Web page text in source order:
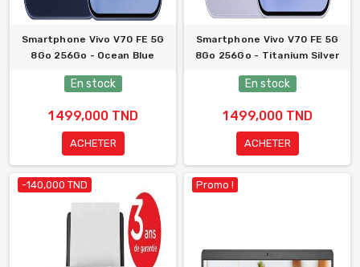
Smartphone Vivo V70 FE 5G
8Go 256Go - Ocean Blue
En stock
1 499,000 TND
ACHETER
Smartphone Vivo V70 FE 5G
8Go 256Go - Titanium Silver
En stock
1 499,000 TND
ACHETER
-140,000 TND Promo !